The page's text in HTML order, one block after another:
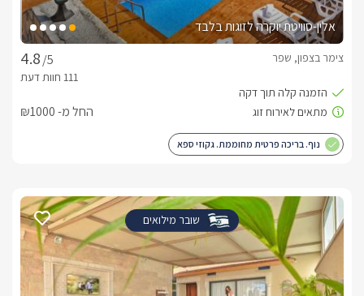
אלין-סוויטת יוקרה לזוגות בלבד
/5
צימר בצפון, שפר
החל מ- ₪1000
נוף. בריכה פרטית מחוממת. גקוזי ספא
שובר מילואים